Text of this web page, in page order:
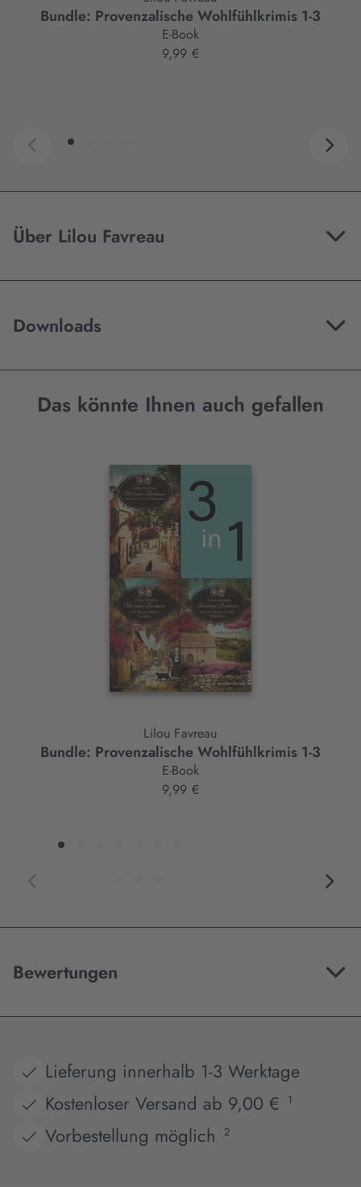
Bundle: Provenzalische Wohlfühlkrimis 1-3
E-Book
9,99 €
Über Lilou Favreau
Downloads
Das könnte Ihnen auch gefallen
Interaktives
Lilou Favreau
Bundle: Provenzalische Wohlfühlkrimis 1-3
E-Book
9,99 €
Bewertungen
Lieferung innerhalb 1-3 Werktage
Kostenloser Versand ab 9,00 €
1
Vorbestellung möglich 2